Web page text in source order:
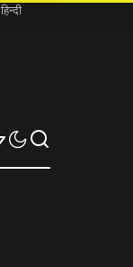
हिन्दी